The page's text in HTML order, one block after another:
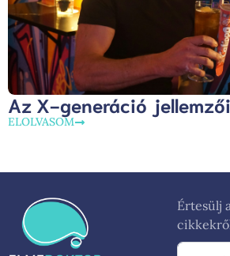
Az X-generáció
ELOLVASOM
Értesülj